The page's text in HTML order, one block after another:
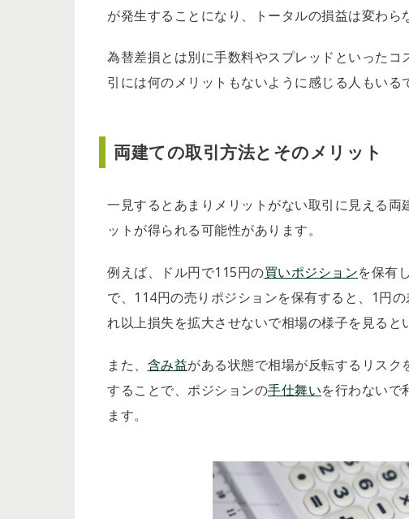
が発生することになり、トータルの損益は変わら
為替差損とは別に手数料やスプレッドといった
引には何のメリットもないように感じる人もいる
両建ての取引方法とそのメリット
一見するとあまりメリットがない取引に見える
ットが得られる可能性があります。
例えば、ドル円で115円の買いポジションを保有
で、114円の売りポジションを保有すると、1円
れ以上損失を拡大させないで相場の様子を見ると
また、 含み益がある状態で相場が反転するリス
することで、ポジションの手仕舞いを行わないで
ます。